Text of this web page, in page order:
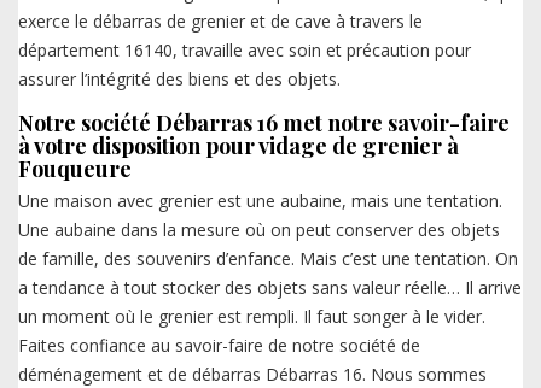
exerce le débarras de grenier et de cave à travers le
département 16140, travaille avec soin et précaution pour
assurer l’intégrité des biens et des objets.
Notre société Débarras 16 met notre savoir-faire
à votre disposition pour vidage de grenier à
Fouqueure
Une maison avec grenier est une aubaine, mais une tentation.
Une aubaine dans la mesure où on peut conserver des objets
de famille, des souvenirs d’enfance. Mais c’est une tentation. On
a tendance à tout stocker des objets sans valeur réelle… Il arrive
un moment où le grenier est rempli. Il faut songer à le vider.
Faites confiance au savoir-faire de notre société de
déménagement et de débarras Débarras 16. Nous sommes